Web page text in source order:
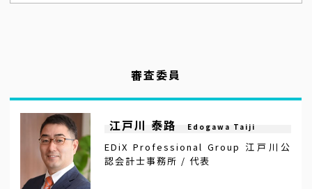
審査委員
江戸川 泰路 Edogawa Taiji
EDiX Professional Group 江戸川公
認会計士事務所 / 代表